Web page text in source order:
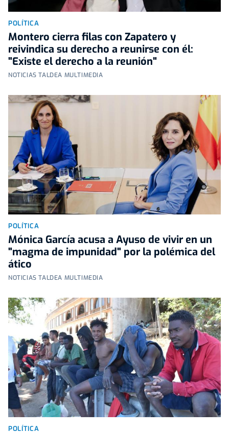
POLÍTICA
Montero cierra filas con Zapatero y
reivindica su derecho a reunirse con él:
"Existe el derecho a la reunión"
NOTICIAS TALDEA MULTIMEDIA
POLÍTICA
Mónica García acusa a Ayuso de vivir en un
"magma de impunidad" por la polémica del
ático
NOTICIAS TALDEA MULTIMEDIA
POLÍTICA